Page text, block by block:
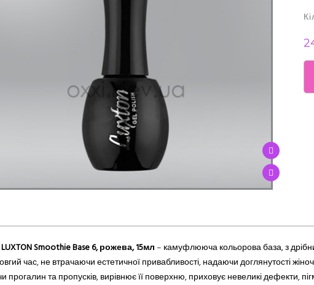
Smoothie Base 6, рожева, 15мл– камуфлюючакольорова база, з
час, не втрачаючи естетичної привабливості, надаючи доглянутості
прогалинтапропусків, вирівнює її поверхню, приховує невеликі дефекти,